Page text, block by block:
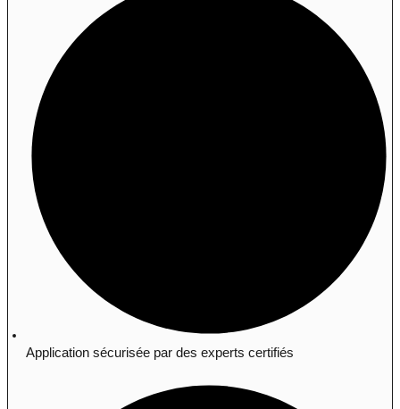
Application sécurisée par des experts certifiés